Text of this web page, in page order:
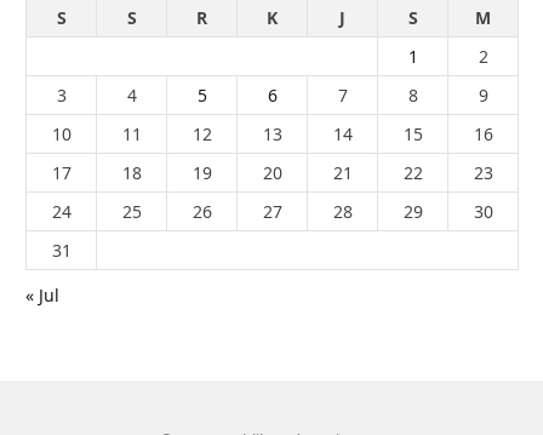
S
S R K J S
M
1
2
3
4 5 6 7 8
9
10
11 12 13 14 15
16
17
18 19 20 21 22
23
24
25 26 27 28 29
30
31
« Jul